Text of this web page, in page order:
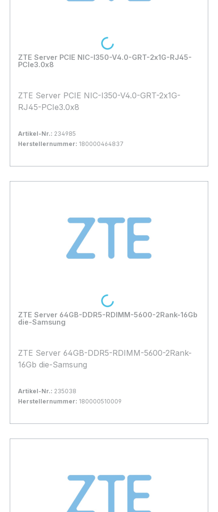
ZTE Server PCIE NIC-I350-V4.0-GRT-2x1G-RJ45-
PCIe3.0x8
ZTE Server PCIE NIC-I350-V4.0-GRT-2x1G-
RJ45-PCIe3.0x8
Artikel-Nr.: 234985
Herstellernummer: 180000464837
In den Warenkorb
Loading...
ZTE Server 64GB-DDR5-RDIMM-5600-2Rank-16Gb
die-Samsung
ZTE Server 64GB-DDR5-RDIMM-5600-2Rank-
16Gb die-Samsung
Artikel-Nr.: 235038
Herstellernummer: 180000510009
In den Warenkorb
Loading...